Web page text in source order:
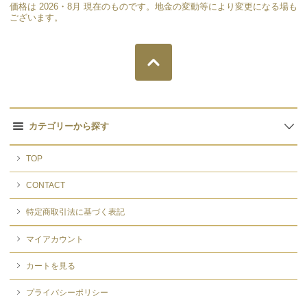
価格は 2026・8月 現在のものです。地金の変動等により変更になる場も
ございます。
カテゴリーから探す
TOP
CONTACT
特定商取引法に基づく表記
マイアカウント
カートを見る
プライバシーポリシー